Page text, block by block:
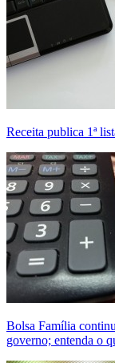
Receita publica 1ª
Bolsa Família
governo; entenda o